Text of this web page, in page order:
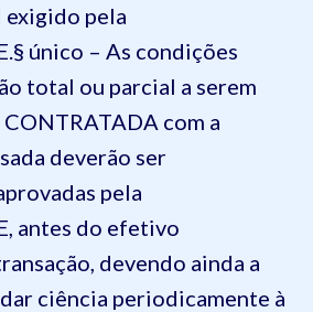
exigido pela
único – As condições
total ou parcial a serem
com a
deverão ser
pela
antes do efetivo
devendo ainda a
ciência periodicamente à